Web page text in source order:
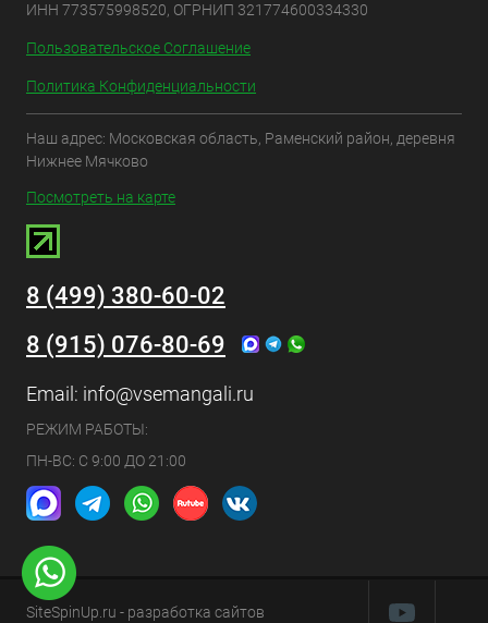
ИНН 773575998520, ОГРНИП 321774600334330
Пользовательское Соглашение
Политика Конфиденциальности
Наш адрес: Московская область, Раменский район, деревня
Нижнее Мячково
Посмотреть на карте
8 (499) 380-60-02
8 (915) 076-80-69
Email: info@vsemangali.ru
РЕЖИМ РАБОТЫ:
ПН-ВС: С 9:00 ДО 21:00
SiteSpinUp.ru - разработка сайтов